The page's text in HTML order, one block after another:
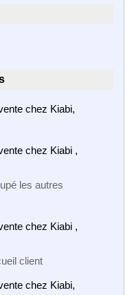
chez Kiabi,
chez Kiabi ,
les autres
chez Kiabi ,
client
chez Kiabi,